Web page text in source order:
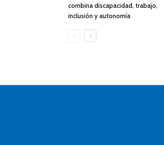
combina discapacidad, trabajo,
inclusión y autonomía